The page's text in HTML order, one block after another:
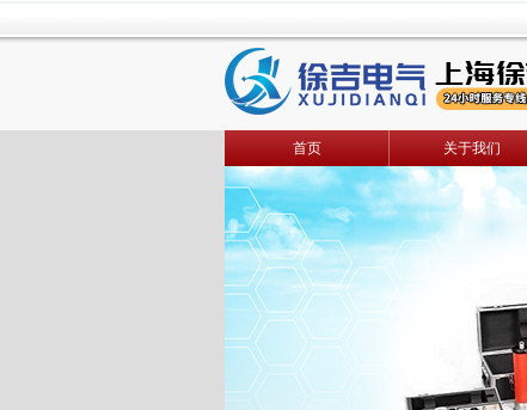
首页 关于我们